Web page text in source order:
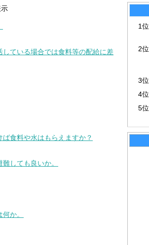
ている場合では食料等の配給に差
食料や水はもらえますか？
しても良いか。
か。
1位
2位
3位
4位
5位